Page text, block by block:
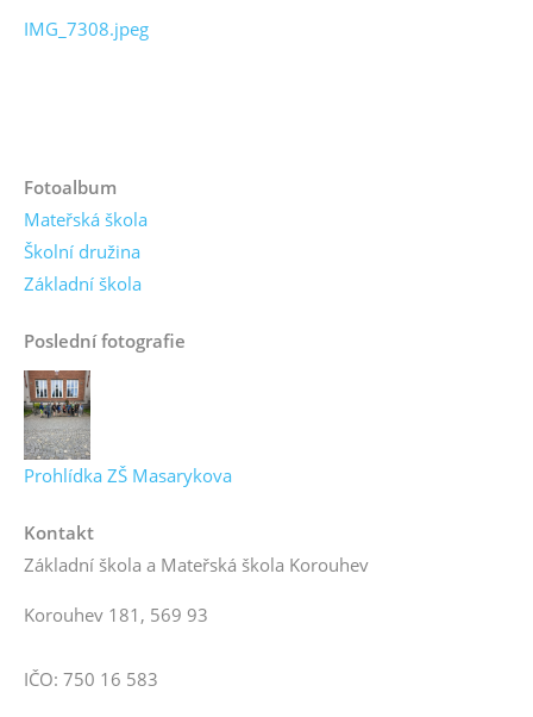
IMG_7308.jpeg
Fotoalbum
Mateřská škola
Školní družina
Základní škola
Poslední fotografie
Prohlídka ZŠ Masarykova
Kontakt
Základní škola a Mateřská škola Korouhev
Korouhev 181, 569 93
IČO: 750 16 583